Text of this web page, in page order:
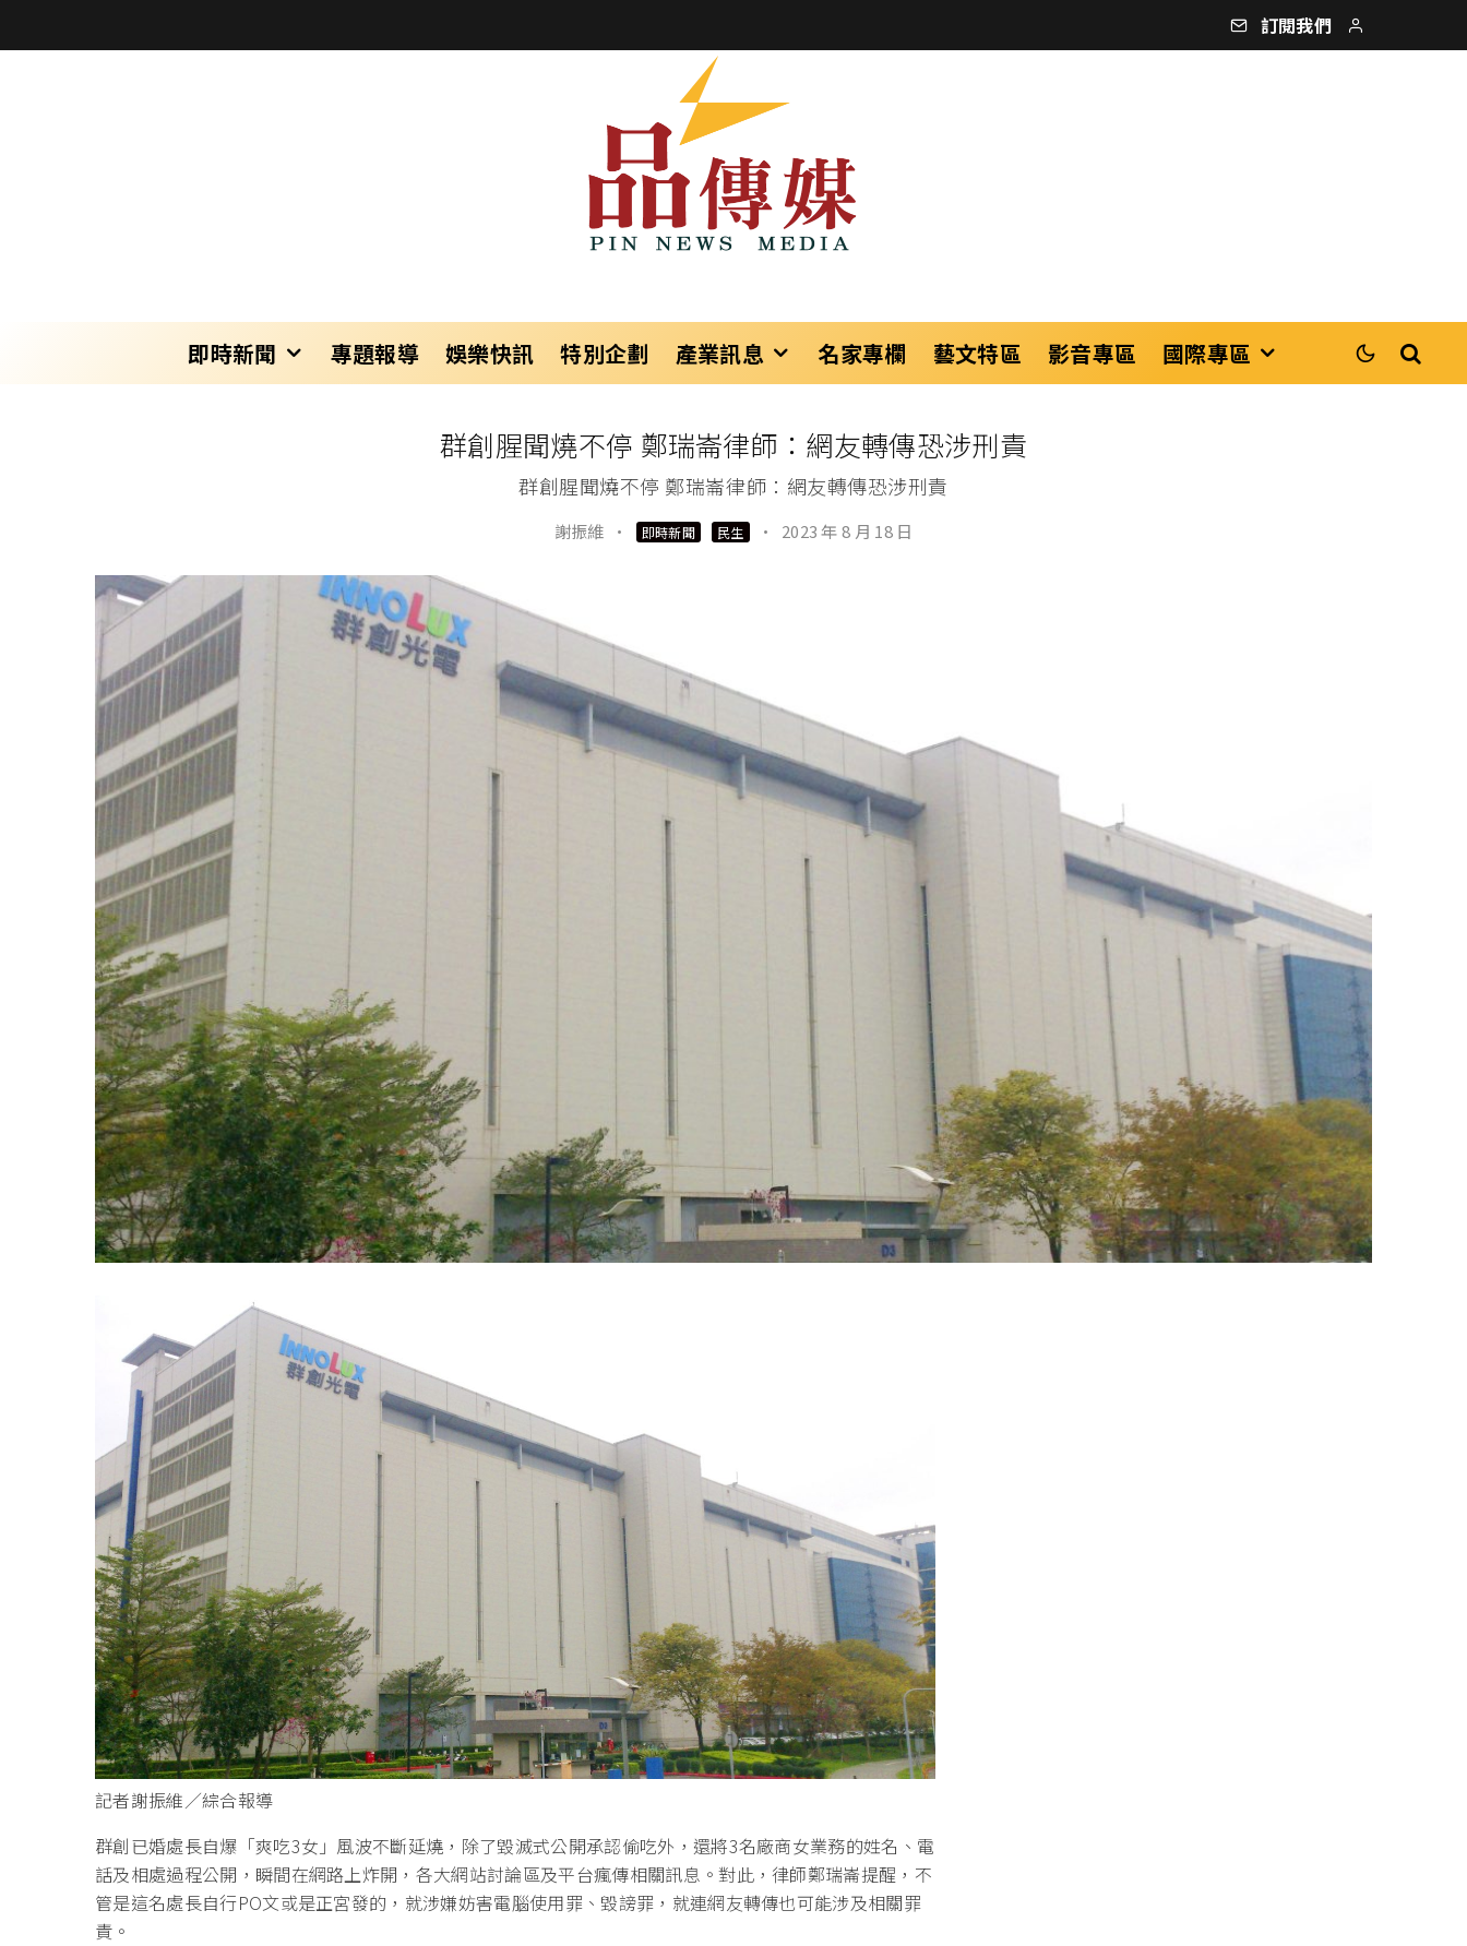
訂閱我們
即時新聞 專題報導 娛樂快訊 特別企劃 產業訊息 名家專欄 藝文特區 影音專區 國際專區
群創腥聞燒不停 鄭瑞崙律師：網友轉傳恐涉刑責
群創腥聞燒不停 鄭瑞崙律師：網友轉傳恐涉刑責
謝振維 · 即時新聞 民生 · 2023 年 8 月 18 日
記者謝振維／綜合報導
群創已婚處長自爆「爽吃3女」風波不斷延燒，除了毀滅式公開承認偷吃外，還將3名廠商女業務的姓名、電
話及相處過程公開，瞬間在網路上炸開，各大網站討論區及平台瘋傳相關訊息。對此，律師鄭瑞崙提醒，不
管是這名處長自行PO文或是正宮發的，就涉嫌妨害電腦使用罪、毀謗罪，就連網友轉傳也可能涉及相關罪
責。